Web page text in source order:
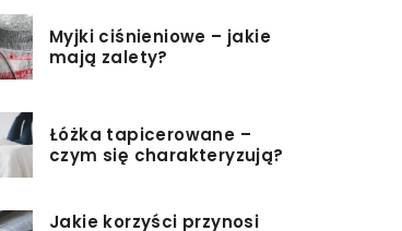
Myjki ciśnieniowe – jakie
mają zalety?
Łóżka tapicerowane –
czym się charakteryzują?
Jakie korzyści przynosi